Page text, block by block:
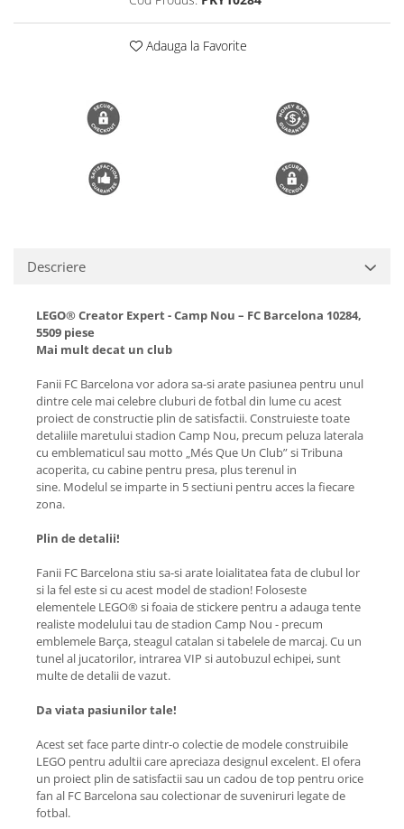
Adauga la Favorite
Descriere
LEGO® Creator Expert - Camp Nou – FC Barcelona 10284,
5509 piese
Mai mult decat un club
Fanii FC Barcelona vor adora sa-si arate pasiunea pentru unul
dintre cele mai celebre cluburi de fotbal din lume cu acest
proiect de constructie plin de satisfactii. Construieste toate
detaliile maretului stadion Camp Nou, precum peluza laterala
cu emblematicul sau motto „Més Que Un Club” si Tribuna
acoperita, cu cabine pentru presa, plus terenul in
sine. Modelul se imparte in 5 sectiuni pentru acces la fiecare
zona.
Plin de detalii!
Fanii FC Barcelona stiu sa-si arate loialitatea fata de clubul lor
si la fel este si cu acest model de stadion! Foloseste
elementele LEGO® si foaia de stickere pentru a adauga tente
realiste modelului tau de stadion Camp Nou - precum
emblemele Barça, steagul catalan si tabelele de marcaj. Cu un
tunel al jucatorilor, intrarea VIP si autobuzul echipei, sunt
multe de detalii de vazut.
Da viata pasiunilor tale!
Acest set face parte dintr-o colectie de modele construibile
LEGO pentru adultii care apreciaza designul excelent. El ofera
un proiect plin de satisfactii sau un cadou de top pentru orice
fan al FC Barcelona sau colectionar de suveniruri legate de
fotbal.